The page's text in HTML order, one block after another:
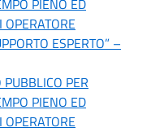
PIENO ED
ESPERTO” –
PER
PIENO ED